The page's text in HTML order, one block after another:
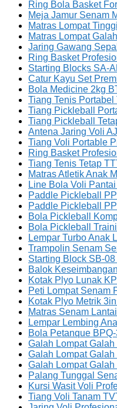
Ring Bola Basket
Meja Jamur Senam
Matras Lompat
Matras Lompat
Jaring Gawang
Ring Basket
Starting Blocks SA-
Catur Kayu Set
Bola Medicine 2kg
Tiang Tenis Portabel
Tiang Pickleball
Tiang Pickleball
Antena Jaring Voli
Tiang Voli Portable
Ring Basket
Tiang Tenis Tetap
Matras Atletik Anak
Line Bola Voli
Paddle Pickleball
Paddle Pickleball
Bola Pickleball
Bola Pickleball
Lempar Turbo Anak
Trampolin Senam
Starting Block SB-
Balok
Kotak Plyo Lunak
Peti Lompat Senam
Kotak Plyo Metrik
Matras Senam
Lempar Lembing
Bola Petanque
Galah Lompat Galah
Galah Lompat Galah
Galah Lompat Galah
Palang Tunggal
Kursi Wasit Voli
Tiang Voli Tanam